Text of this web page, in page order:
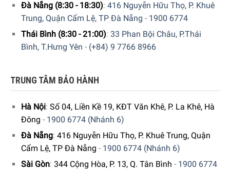
Đà Nẵng (8:30 - 18:30): 416 Nguyễn Hữu Thọ, P. Khuê
Trung, Quận Cẩm Lệ, TP Đà Nẵng - 1900 6774
Thái Bình (8:30 - 21:00): 33 Phan Bội Châu, P.Thái
Bình, T.Hưng Yên - (+84) 9 7766 8966
TRUNG TÂM BẢO HÀNH
Hà Nội: Số 04, Liền Kề 19, KĐT Văn Khê, P. La Khê, Hà
Đông - 1900 6774 (Nhánh 6)
Đà Nẵng: 416 Nguyễn Hữu Thọ, P. Khuê Trung, Quận
Cẩm Lệ, TP Đà Nẵng - 1900 6774 (Nhánh 6)
Sài Gòn: 344 Cộng Hòa, P. 13, Q. Tân Bình - 1900 6774